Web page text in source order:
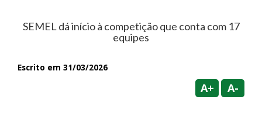
SEMEL dá início à competição que conta com 17
equipes
Escrito em 31/03/2026
A+ A-